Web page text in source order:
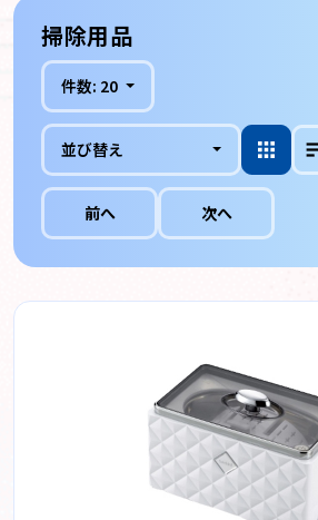
掃除用品
件数: 20
並び替え
前へ 次へ